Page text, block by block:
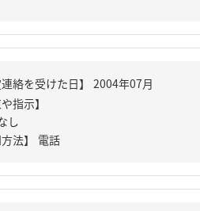
連絡を受けた日】
2004年07月
指示】
し
法】
電話